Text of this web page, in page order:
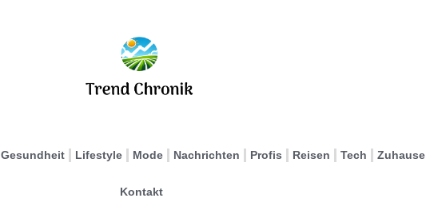
Gesundheit Lifestyle Mode Nachrichten Profis Reisen Tech Zuhause
Kontakt